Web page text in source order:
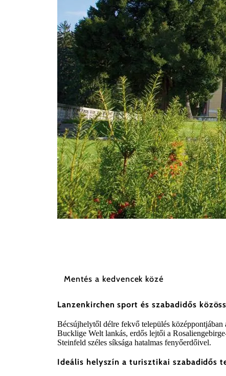
Mentés a kedvencek közé
Lanzenkirchen sport és szabadidős
Bécsújhelytől délre fekvő település
Bucklige Welt lankás, erdős lejtői a
Steinfeld széles síksága hatalmas fenyőerdőivel.
Ideális helyszín a turisztikai szabadidős